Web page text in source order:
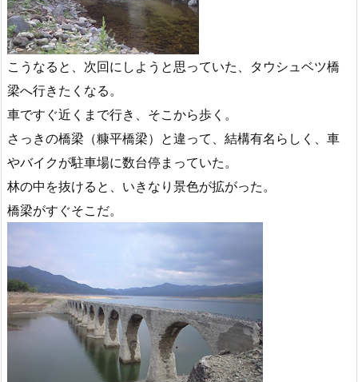
こうなると、次回にしようと思っていた、タウシュベツ橋
梁へ行きたくなる。
車ですぐ近くまで行き、そこから歩く。
さっきの橋梁（糠平橋梁）と違って、結構有名らしく、車
やバイクが駐車場に数台停まっていた。
林の中を抜けると、いきなり景色が拡がった。
橋梁がすぐそこだ。